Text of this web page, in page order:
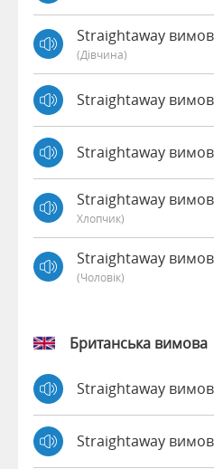
Straightaway
(дівчина)
Straightaway
Straightaway
Straightaway
Хлопчик)
Straightaway
(чоловік)
Британська вимова
Straightaway
Straightaway